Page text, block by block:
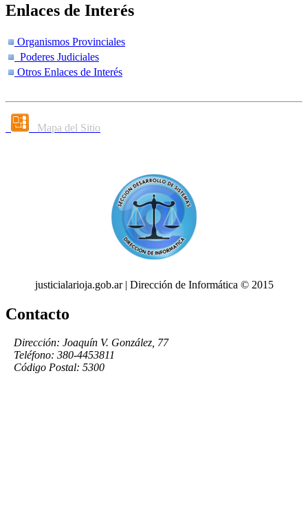
Enlaces de Interés
Organismos Provinciales
Poderes Judiciales
Otros Enlaces de Interés
Mapa del Sitio
justicialarioja.gob.ar | Dirección de Informática © 2015
Contacto
Dirección: Joaquín V. González, 77
Teléfono: 380-4453811
Código Postal: 5300